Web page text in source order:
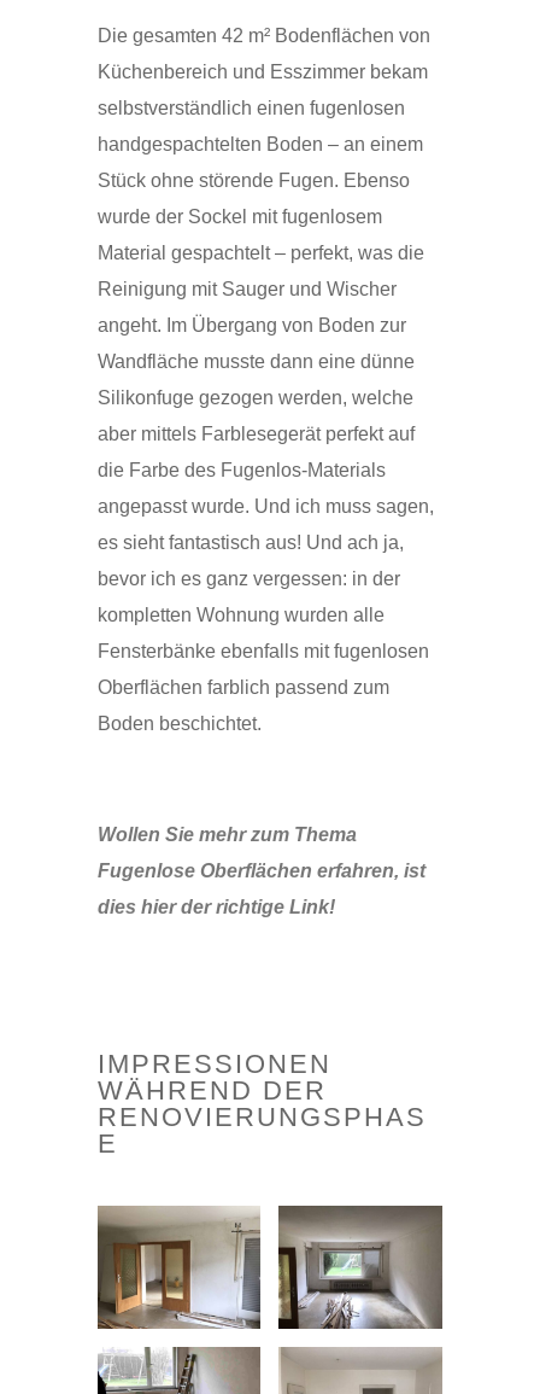
Die gesamten 42 m² Bodenflächen von
Küchenbereich und Esszimmer bekam
selbstverständlich einen fugenlosen
handgespachtelten Boden – an einem
Stück ohne störende Fugen. Ebenso
wurde der Sockel mit fugenlosem
Material gespachtelt – perfekt, was die
Reinigung mit Sauger und Wischer
angeht. Im Übergang von Boden zur
Wandfläche musste dann eine dünne
Silikonfuge gezogen werden, welche
aber mittels Farblesegerät perfekt auf
die Farbe des Fugenlos-Materials
angepasst wurde. Und ich muss sagen,
es sieht fantastisch aus! Und ach ja,
bevor ich es ganz vergessen: in der
kompletten Wohnung wurden alle
Fensterbänke ebenfalls mit fugenlosen
Oberflächen farblich passend zum
Boden beschichtet.
Wollen Sie mehr zum Thema
Fugenlose Oberflächen erfahren, ist
dies hier der richtige Link!
IMPRESSIONEN
WÄHREND DER
RENOVIERUNGSPHAS
E